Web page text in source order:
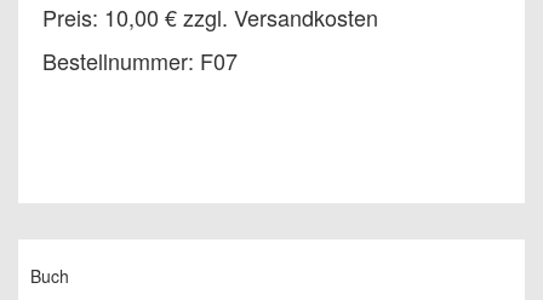
Preis: 10,00 € zzgl. Versandkosten
Bestellnummer: F07
Buch